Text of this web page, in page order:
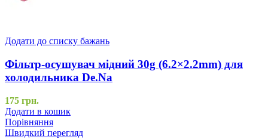
Додати до списку бажань
Фільтр-осушувач мідний 30g (6.2×2.2mm) для
холодильника De.Na
175 грн.
Додати в кошик
Порівняння
Швидкий перегляд